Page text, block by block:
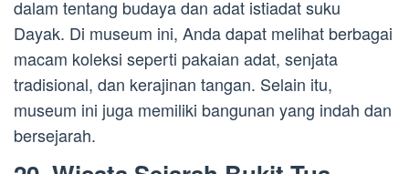
dalam tentang budaya dan adat istiadat suku
Dayak. Di museum ini, Anda dapat melihat berbagai
macam koleksi seperti pakaian adat, senjata
tradisional, dan kerajinan tangan. Selain itu,
museum ini juga memiliki bangunan yang indah dan
bersejarah.